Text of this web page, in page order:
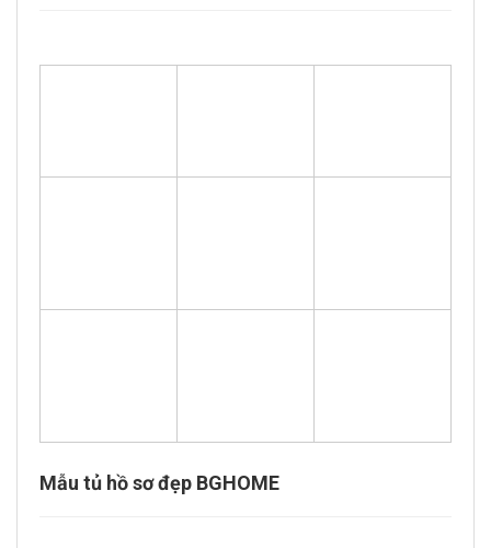
Mẫu tủ hồ sơ đẹp BGHOME